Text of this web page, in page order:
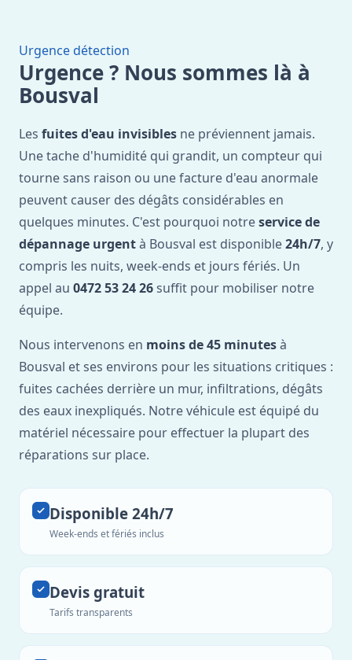
Urgence détection
Urgence ? Nous sommes là à
Bousval
Les fuites d'eau invisibles ne préviennent jamais.
Une tache d'humidité qui grandit, un compteur qui
tourne sans raison ou une facture d'eau anormale
peuvent causer des dégâts considérables en
quelques minutes. C'est pourquoi notreservice de
dépannage urgentà Bousval est disponible24h/7, y
compris les nuits, week-ends et jours fériés. Un
appel au 0472 53 24 26 suffit pour mobiliser notre
équipe.
Nous intervenons en moins de 45 minutesà
Bousval et ses environs pour les situations critiques :
fuites cachées derrière un mur, infiltrations, dégâts
des eaux inexpliqués. Notre véhicule est équipé du
matériel nécessaire pour effectuer la plupart des
réparations sur place.
Disponible 24h/7
Week-ends et fériés inclus
Devis gratuit
Tarifs transparents